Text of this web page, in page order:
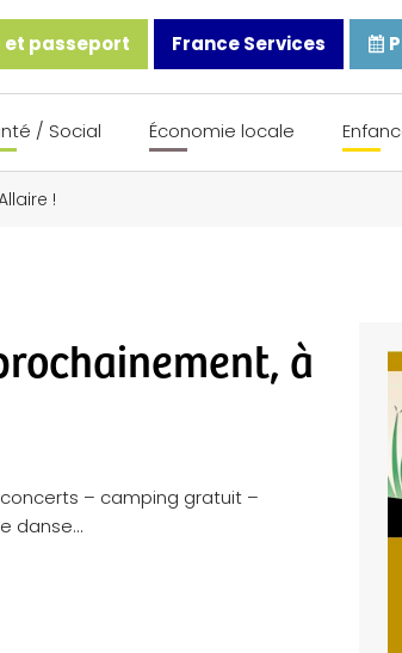
et passeport France Services
/ Social Économie locale
!
à
concerts – camping gratuit –
danse…